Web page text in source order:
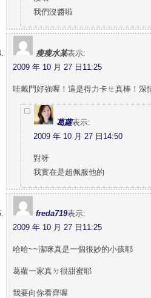
我們沒醬啦
瘦瘦水某表示:
2009 年 10 月 27 日11:25
哇戴門好強喔！這是得力卡ㄝ真棒！深
葛蘿表示:
2009 年 10 月 27 日14:50
對呀
我實在是超佩服他的
freda719表示:
2009 年 10 月 27 日11:25
哈哈~~潔咪真是一個很妙的小孩耶
葛蘿一家真ㄉ很甜蜜耶
我要向你看齊喔